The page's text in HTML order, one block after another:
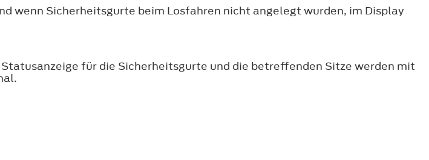
wenn Sicherheitsgurte beim Losfahren nicht angelegt wurden, im Display
für die Sicherheitsgurte und die betreffenden Sitze werden mit